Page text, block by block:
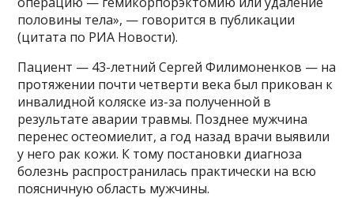
половины тела», — говорится в публикации
(цитата по РИА Новости).
Пациент — 43-летний Сергей Филимоненков — на
протяжении почти четверти века был прикован к
инвалидной коляске из-за полученной в
результате аварии травмы. Позднее мужчина
перенес остеомиелит, а год назад врачи выявили
у него рак кожи. К тому постановки диагноза
болезнь распространилась практически на всю
поясничную область мужчины.